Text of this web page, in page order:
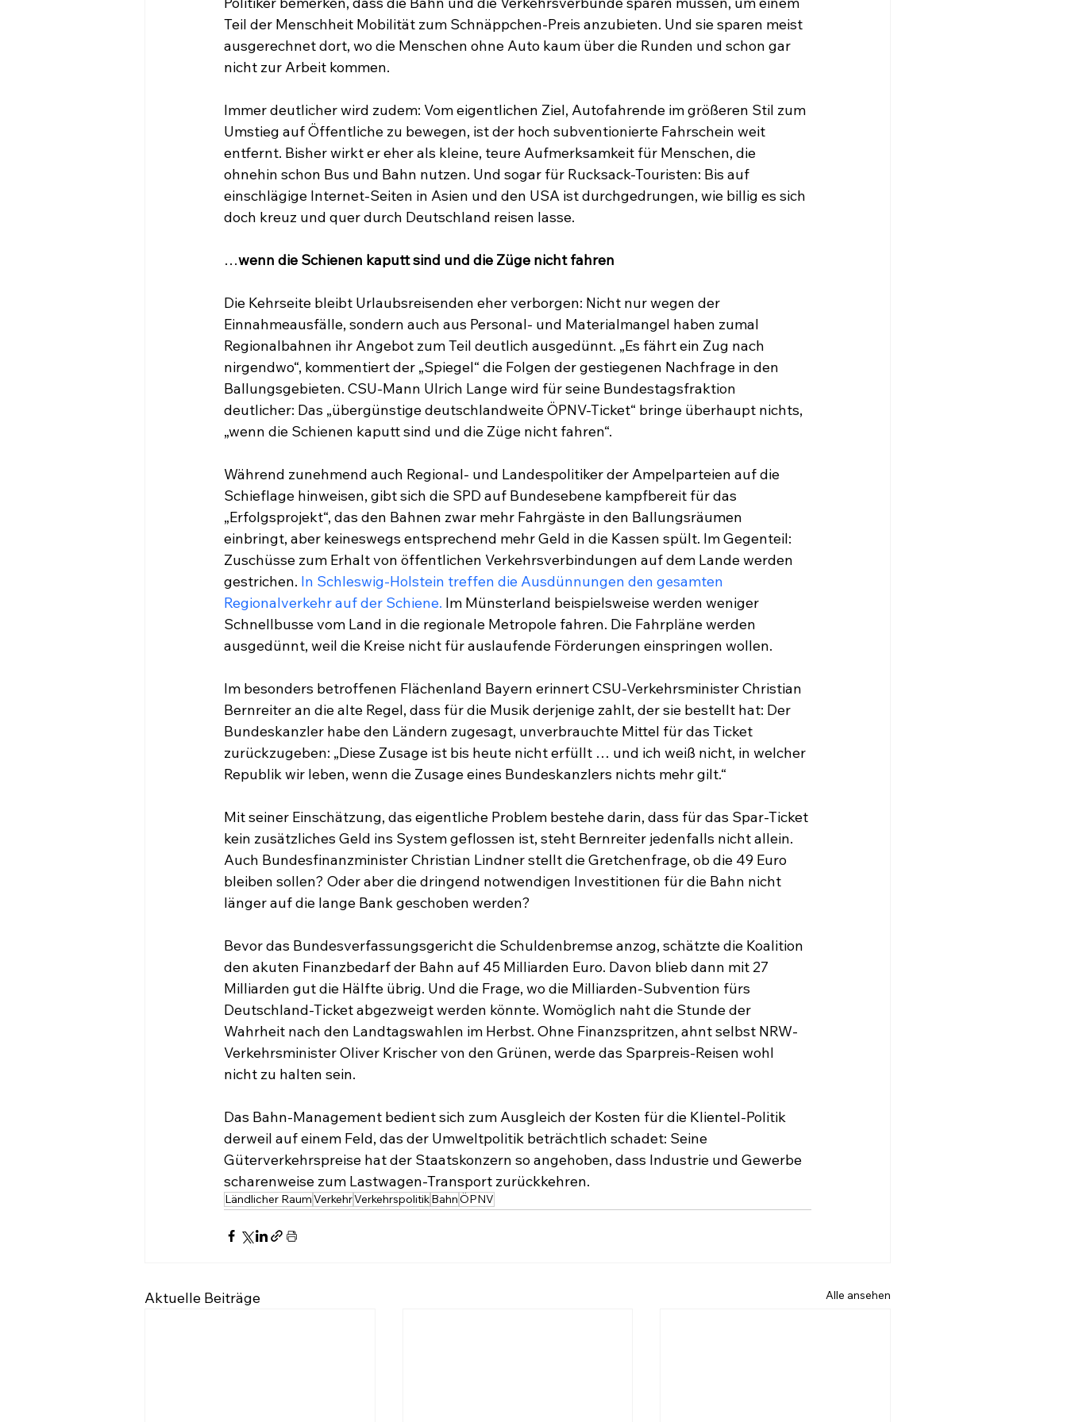
Teil der Menschheit Mobilität zum Schnäppchen-Preis anzubieten. Und sie sparen meist
ausgerechnet dort, wo die Menschen ohne Auto kaum über die Runden und schon gar
nicht zur Arbeit kommen.
Immer deutlicher wird zudem: Vom eigentlichen Ziel, Autofahrende im größeren Stil zum
Umstieg auf Öffentliche zu bewegen, ist der hoch subventionierte Fahrschein weit
entfernt. Bisher wirkt er eher als kleine, teure Aufmerksamkeit für Menschen, die
ohnehin schon Bus und Bahn nutzen. Und sogar für Rucksack-Touristen: Bis auf
einschlägige Internet-Seiten in Asien und den USA ist durchgedrungen, wie billig es sich
doch kreuz und quer durch Deutschland reisen lasse.
…wenn die Schienen kaputt sind und die Züge nicht fahren
Die Kehrseite bleibt Urlaubsreisenden eher verborgen: Nicht nur wegen der
Einnahmeausfälle, sondern auch aus Personal- und Materialmangel haben zumal
Regionalbahnen ihr Angebot zum Teil deutlich ausgedünnt. „Es fährt ein Zug nach
nirgendwo“, kommentiert der „Spiegel“ die Folgen der gestiegenen Nachfrage in den
Ballungsgebieten. CSU-Mann Ulrich Lange wird für seine Bundestagsfraktion
deutlicher: Das „übergünstige deutschlandweite ÖPNV-Ticket“ bringe überhaupt nichts,
„wenn die Schienen kaputt sind und die Züge nicht fahren“.
Während zunehmend auch Regional- und Landespolitiker der Ampelparteien auf die
Schieflage hinweisen, gibt sich die SPD auf Bundesebene kampfbereit für das
„Erfolgsprojekt“, das den Bahnen zwar mehr Fahrgäste in den Ballungsräumen
einbringt, aber keineswegs entsprechend mehr Geld in die Kassen spült. Im Gegenteil:
Zuschüsse zum Erhalt von öffentlichen Verkehrsverbindungen auf dem Lande werden
gestrichen. In Schleswig-Holstein treffen die Ausdünnungen den gesamten
Regionalverkehr auf der Schiene. Im Münsterland beispielsweise werden weniger
Schnellbusse vom Land in die regionale Metropole fahren. Die Fahrpläne werden
ausgedünnt, weil die Kreise nicht für auslaufende Förderungen einspringen wollen.
Im besonders betroffenen Flächenland Bayern erinnert CSU-Verkehrsminister Christian
Bernreiter an die alte Regel, dass für die Musik derjenige zahlt, der sie bestellt hat: Der
Bundeskanzler habe den Ländern zugesagt, unverbrauchte Mittel für das Ticket
zurückzugeben: „Diese Zusage ist bis heute nicht erfüllt … und ich weiß nicht, in welcher
Republik wir leben, wenn die Zusage eines Bundeskanzlers nichts mehr gilt.“
Mit seiner Einschätzung, das eigentliche Problem bestehe darin, dass für das Spar-Ticket
kein zusätzliches Geld ins System geflossen ist, steht Bernreiter jedenfalls nicht allein.
Auch Bundesfinanzminister Christian Lindner stellt die Gretchenfrage, ob die 49 Euro
bleiben sollen? Oder aber die dringend notwendigen Investitionen für die Bahn nicht
länger auf die lange Bank geschoben werden?
Bevor das Bundesverfassungsgericht die Schuldenbremse anzog, schätzte die Koalition
den akuten Finanzbedarf der Bahn auf 45 Milliarden Euro. Davon blieb dann mit 27
Milliarden gut die Hälfte übrig. Und die Frage, wo die Milliarden-Subvention fürs
Deutschland-Ticket abgezweigt werden könnte. Womöglich naht die Stunde der
Wahrheit nach den Landtagswahlen im Herbst. Ohne Finanzspritzen, ahnt selbst NRW-
Verkehrsminister Oliver Krischer von den Grünen, werde das Sparpreis-Reisen wohl
nicht zu halten sein.
Das Bahn-Management bedient sich zum Ausgleich der Kosten für die Klientel-Politik
derweil auf einem Feld, das der Umweltpolitik beträchtlich schadet: Seine
Güterverkehrspreise hat der Staatskonzern so angehoben, dass Industrie und Gewerbe
scharenweise zum Lastwagen-Transport zurückkehren.
Ländlicher RaumVerkehrVerkehrspolitikBahnÖPNV
Aktuelle Beiträge Alle ansehen